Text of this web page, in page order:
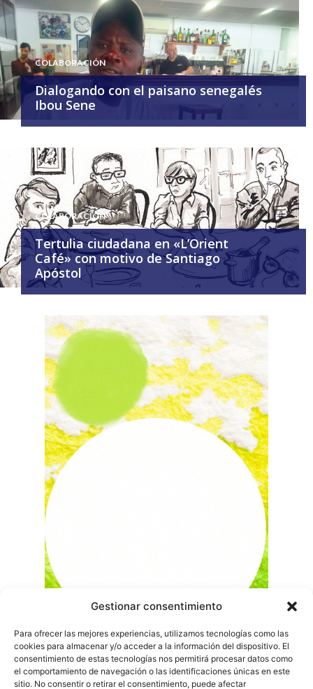
Gestionar consentimiento
Para ofrecer las mejores experiencias, utilizamos tecnologías como las
cookies para almacenar y/o acceder a la información del dispositivo. El
consentimiento de estas tecnologías nos permitirá procesar datos como
el comportamiento de navegación o las identificaciones únicas en este
sitio. No consentir o retirar el consentimiento, puede afectar
COLABORACIÓN
Dialogando con el paisano senegalés
Ibou Sene
COLABORACIÓN
Tertulia ciudadana en «L’Orient
Café» con motivo de Santiago
Apóstol